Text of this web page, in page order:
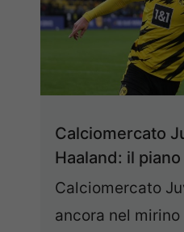
Calciomercato
Haaland: il
Calciomercato
ancora nel mirino